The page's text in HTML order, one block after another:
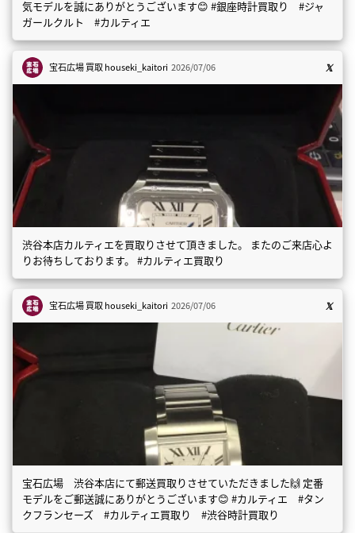
気モデルを誠にありがとうございます😊 #銀座時計買取り #ジャ
ガールクルト #カルティエ
宝石広場 買取houseki_kaitori 2026/07/06
渋谷本店カルティエを買取りさせて頂きました。 またのご来店心よ
りお待ちしております。 #カルティエ買取り
宝石広場 買取houseki_kaitori 2026/07/06
宝石広場 渋谷本店にて郵送買取りさせていただきました🙌 定番
モデルをご郵送誠にありがとうございます😊 #カルティエ #タン
クフランセーズ #カルティエ買取り #渋谷時計買取り